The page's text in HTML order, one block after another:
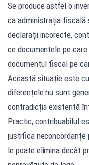
Se produce astfel o
ca administrația fiscală
declarații incorecte,
ce documentele pe
documentul fiscal pe
Această situație este
diferențele nu sunt
contradicția existentă
Practic, contribuabilul
justifica neconcordanțe
le poate elimina decât